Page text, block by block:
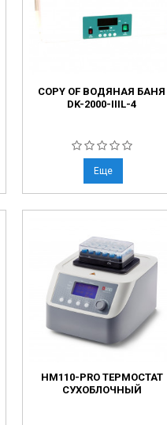
COPY OF ВОДЯНАЯ БАНЯ
DK-2000-IIIL-4
Еще
HM110-PRO ТЕРМОСТАТ
СУХОБЛОЧНЫЙ